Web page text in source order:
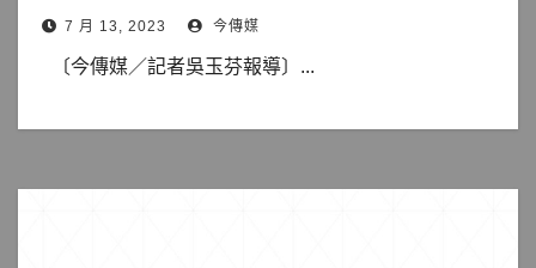
7 月 13, 2023 今傳媒
〔今傳媒／記者吳玉芬報導〕...